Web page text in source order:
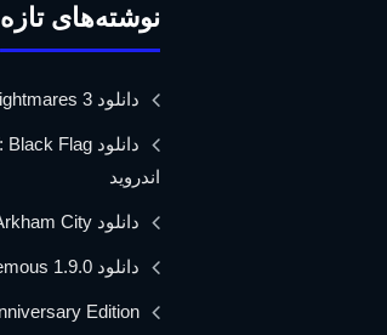
نوشته‌های تازه
دانلود little nightmares 3 برای اندروید
اندروید
دانلود Batman: Arkham City برای اندروید
دانلود Blasphemous 1.9.0 برای اندروید